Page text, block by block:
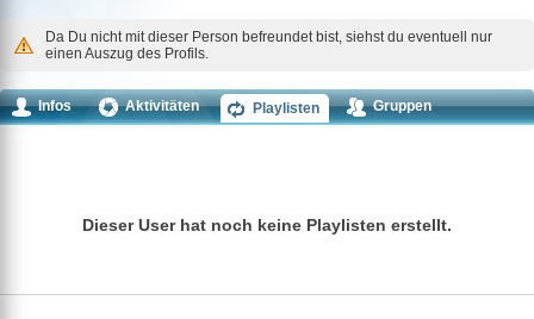
Da Du nicht mit dieser Person befreundet bist, siehst du eventuell nur
einen Auszug des Profils.
Infos Aktivitäten Playlisten
Gruppen
Dieser User hat noch keine Playlisten erstellt.